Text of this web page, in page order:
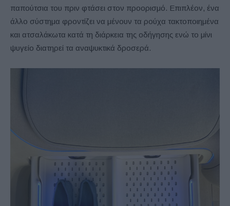
παπούτσια του πριν φτάσει στον προορισμό. Επιπλέον, ένα
άλλο σύστημα φροντίζει να μένουν τα ρούχα τακτοποιημένα
και ατσαλάκωτα κατά τη διάρκεια της οδήγησης ενώ το μίνι
ψυγείο διατηρεί τα αναψυκτικά δροσερά.